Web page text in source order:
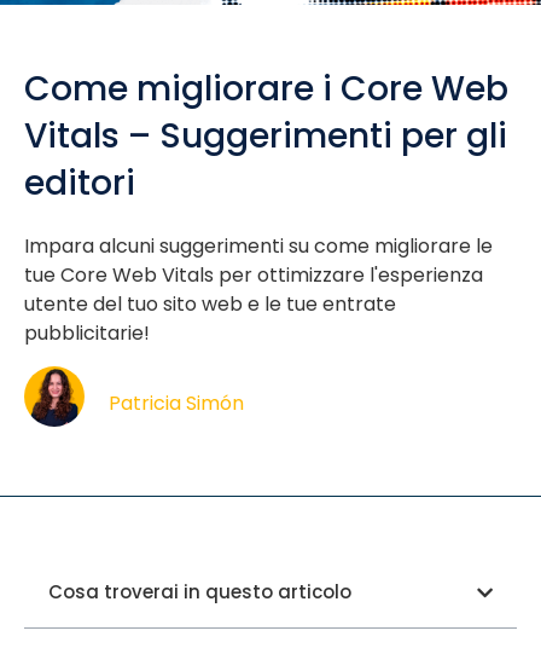
Come migliorare i Core Web
Vitals – Suggerimenti per gli
editori
Impara alcuni suggerimenti su come migliorare le
tue Core Web Vitals per ottimizzare l'esperienza
utente del tuo sito web e le tue entrate
pubblicitarie!
Patricia Simón
Cosa troverai in questo articolo